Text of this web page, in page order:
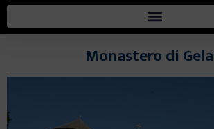
Monastero di